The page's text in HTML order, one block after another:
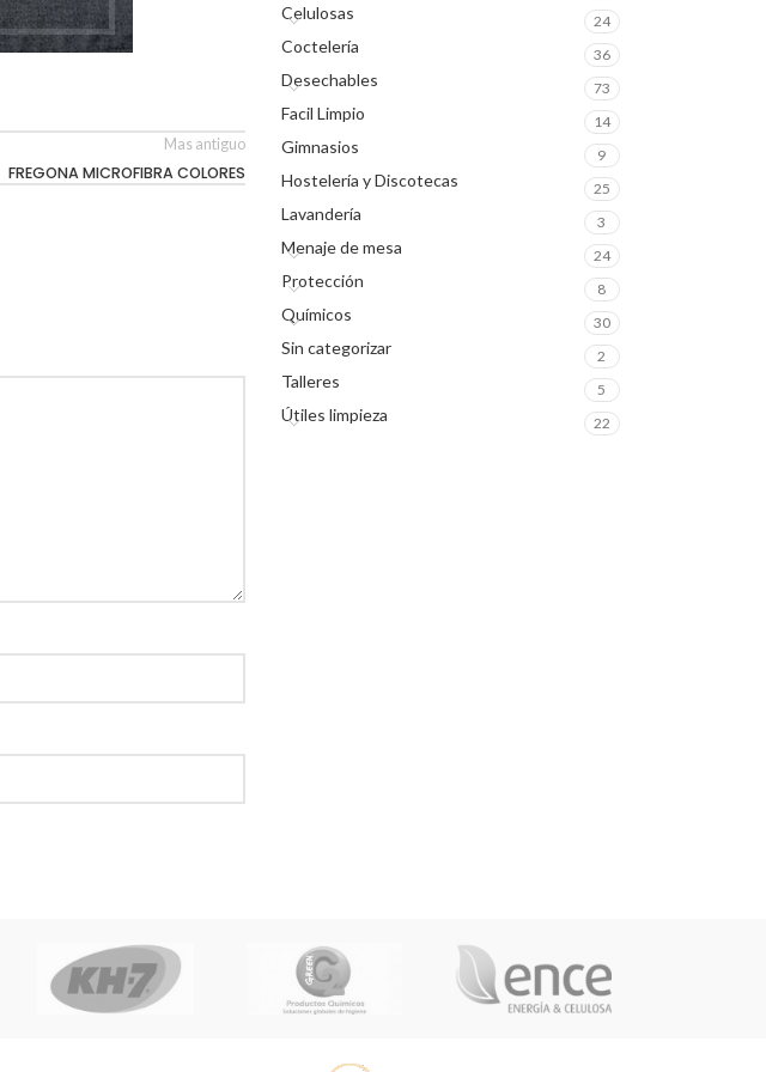
Mas antiguo
FREGONA MICROFIBRA COLORES
Celulosas 24
Coctelería 36
Desechables 73
Facil Limpio 14
Gimnasios 9
Hostelería y Discotecas 25
Lavandería 3
Menaje de mesa 24
Protección 8
Químicos 30
Sin categorizar 2
Talleres 5
Útiles limpieza 22